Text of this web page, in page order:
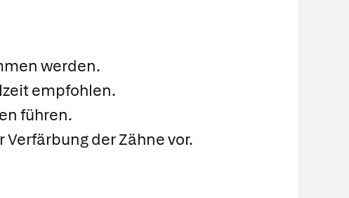
werden.
empfohlen.
führen.
der Zähne vor.